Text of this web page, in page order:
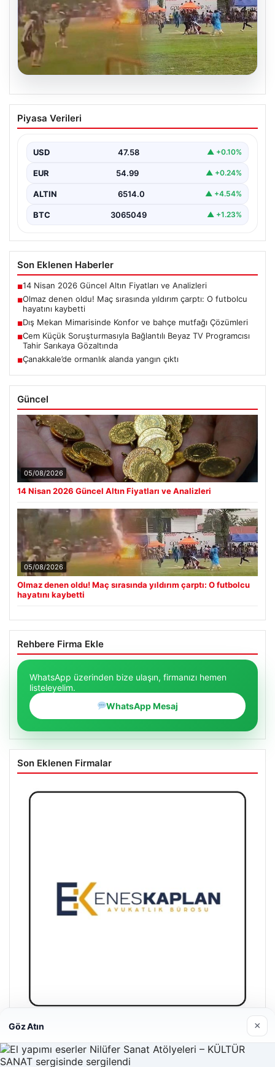
Olmaz denen oldu! Maç sırasında
yıldırım çarptı: O futbolcu hayatını
Piyasa Verileri
USD 47.58 ▲ +0.10%
EUR 54.99 ▲ +0.24%
ALTIN 6514.0 ▲ +4.54%
BTC 3065049 ▲ +1.23%
Son Eklenen Haberler
■14 Nisan 2026 Güncel Altın Fiyatları ve Analizleri
■Olmaz denen oldu! Maç sırasında yıldırım çarptı: O futbolcu
hayatını kaybetti
■Dış Mekan Mimarisinde Konfor ve bahçe mutfağı Çözümleri
■Cem Küçük Soruşturmasıyla Bağlantılı Beyaz TV Programcısı
Tahir Sarıkaya Gözaltında
■Çanakkale’de ormanlık alanda yangın çıktı
Güncel
05/08/2026
14 Nisan 2026 Güncel Altın Fiyatları ve Analizleri
05/08/2026
Olmaz denen oldu! Maç sırasında yıldırım çarptı: O futbolcu
hayatını kaybetti
Rehbere Firma Ekle
WhatsApp üzerinden bize ulaşın, firmanızı hemen
listeleyelim.
WhatsApp Mesaj
Son Eklenen Firmalar
Enes Kaplan Avukatlık Bürosu
28/04/2026
Göz Atın ×